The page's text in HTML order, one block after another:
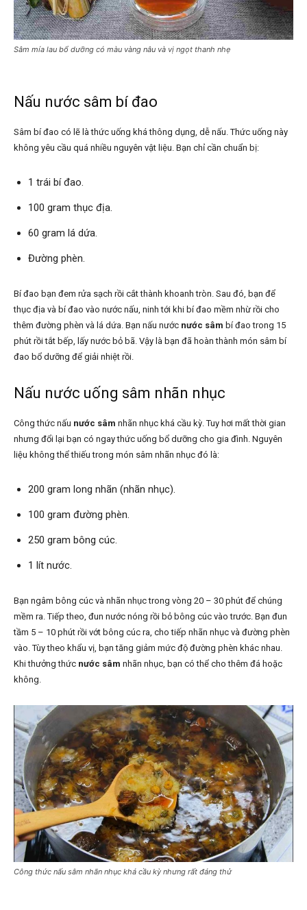
Sâm mía lau bổ dưỡng có màu vàng nâu và vị ngọt thanh nhẹ
Nấu nước sâm bí đao
Sâm bí đao có lẽ là thức uống khá thông dụng, dễ nấu. Thức uống này
không yêu cầu quá nhiều nguyên vật liệu. Bạn chỉ cần chuẩn bị:
1 trái bí đao.
100 gram thục địa.
60 gram lá dứa.
Đường phèn.
Bí đao bạn đem rửa sạch rồi cắt thành khoanh tròn. Sau đó, bạn để
thục địa và bí đao vào nước nấu, ninh tới khi bí đao mềm nhừ rồi cho
thêm đường phèn và lá dứa. Bạn nấu nước nước sâm bí đao trong 15
phút rồi tắt bếp, lấy nước bỏ bã. Vậy là bạn đã hoàn thành món sâm bí
đao bổ dưỡng để giải nhiệt rồi.
Nấu nước uống sâm nhãn nhục
Công thức nấu nước sâm nhãn nhục khá cầu kỳ. Tuy hơi mất thời gian
nhưng đổi lại bạn có ngay thức uống bổ dưỡng cho gia đình. Nguyên
liệu không thể thiếu trong món sâm nhãn nhục đó là:
200 gram long nhãn (nhãn nhục).
100 gram đường phèn.
250 gram bông cúc.
1 lít nước.
Bạn ngâm bông cúc và nhãn nhục trong vòng 20 – 30 phút để chúng
mềm ra. Tiếp theo, đun nước nóng rồi bỏ bông cúc vào trước. Bạn đun
tầm 5 – 10 phút rồi vớt bông cúc ra, cho tiếp nhãn nhục và đường phèn
vào. Tùy theo khẩu vị, bạn tăng giảm mức độ đường phèn khác nhau.
Khi thưởng thức nước sâm nhãn nhục, bạn có thể cho thêm đá hoặc
không.
Công thức nấu sâm nhãn nhục khá cầu kỳ nhưng rất đáng thử